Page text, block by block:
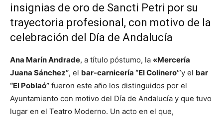
insignias de oro de Sancti Petri por su
trayectoria profesional, con motivo de la
celebración del Día de Andalucía
Ana Marín Andrade, a título póstumo, la «Mercería
Juana Sánchez”, el bar-carnicería “El Colinero’”y el bar
“El Poblaó” fueron este año los distinguidos por el
Ayuntamiento con motivo del Día de Andalucía y que tuvo
lugar en el Teatro Moderno. Un acto en el que,